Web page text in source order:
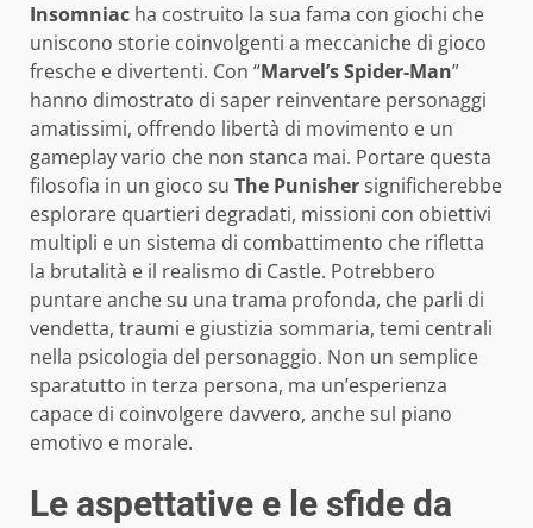
Insomniac ha costruito la sua fama con giochi che
uniscono storie coinvolgenti a meccaniche di gioco
fresche e divertenti. Con “Marvel’s Spider-Man”
hanno dimostrato di saper reinventare personaggi
amatissimi, offrendo libertà di movimento e un
gameplay vario che non stanca mai. Portare questa
filosofia in un gioco su The Punishersignificherebbe
esplorare quartieri degradati, missioni con obiettivi
multipli e un sistema di combattimento che rifletta
la brutalità e il realismo di Castle. Potrebbero
puntare anche su una trama profonda, che parli di
vendetta, traumi e giustizia sommaria, temi centrali
nella psicologia del personaggio. Non un semplice
sparatutto in terza persona, ma un’esperienza
capace di coinvolgere davvero, anche sul piano
emotivo e morale.
Le aspettative e le sfide da